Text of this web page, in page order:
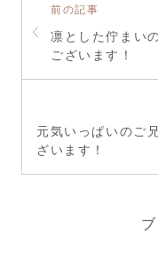
前の記事
凛とした佇まい
ございます！
元気いっぱいのご
ざいます！